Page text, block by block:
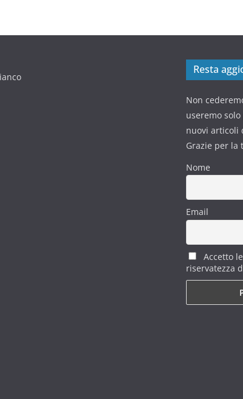
Resta
Non
useremo
nuovi articoli
Grazie per la
Nome
Email
Accetto
riservatezza